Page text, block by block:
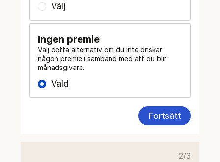
Välj
Ingen premie
Välj detta alternativ om du inte önskar
någon premie i samband med att du blir
månadsgivare.
Vald
Fortsätt
2/3